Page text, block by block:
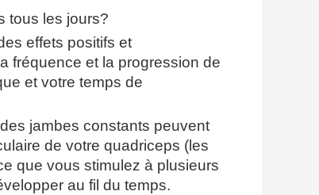
tous les jours?
effets positifs et
fréquence et la progression de
et votre temps de
jambes constants peuvent
de votre quadriceps (les
que vous stimulez à plusieurs
au fil du temps.